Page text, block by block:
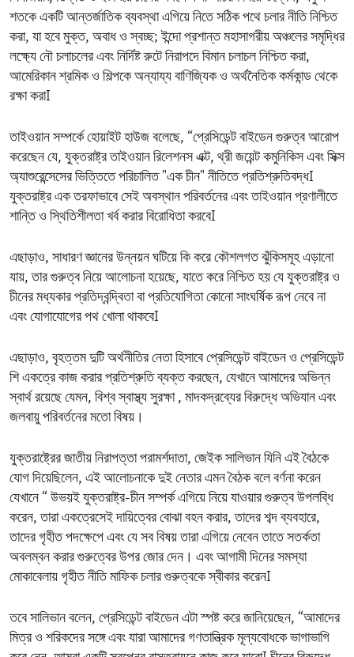
শতকে একটি আন্তর্জাতিক ব্যবস্থা এগিয়ে নিতে সঠিক পথে চলার নীতি নিশ্চিত
করা, যা হবে মুক্ত, অবাধ ও স্বচ্ছ; ইন্দো প্রশান্ত মহাসাগরীয় অঞ্চলের সমৃদ্ধির
লক্ষ্যে নৌ চলাচলের এবং নির্দিষ্ট রুটে নিরাপদে বিমান চলাচল নিশ্চিত করা,
আমেরিকান শ্রমিক ও শিল্পকে অন্যায্য বাণিজ্যিক ও অর্থনৈতিক কর্মকান্ড থেকে
রক্ষা করাI
তাইওয়ান সম্পর্কে হোয়াইট হাউজ বলেছে, “প্রেসিডেন্ট বাইডেন গুরুত্ব আরোপ
করেছেন যে, যুক্তরাষ্ট্র তাইওয়ান রিলেশনস এক্ট, থ্রী জয়েন্ট কমুনিকিস এবং সিক্স
অ্যাশুরেন্সেসের ভিত্তিতে পরিচালিত "এক চীন" নীতিতে প্রতিশ্রুতিবদ্ধI
যুক্তরাষ্ট্র এক তরফাভাবে সেই অবস্থান পরিবর্তনের এবং তাইওয়ান প্রণালীতে
শান্তি ও স্থিতিশীলতা খর্ব করার বিরোধিতা করবেI
এছাড়াও, সাধারণ জ্ঞানের উন্নয়ন ঘটিয়ে কি করে কৌশলগত ঝুঁকিসমূহ এড়ানো
যায়, তার গুরুত্ব নিয়ে আলোচনা হয়েছে, যাতে করে নিশ্চিত হয় যে যুক্তরাষ্ট্র ও
চীনের মধ্যকার প্রতিদ্বন্দ্বিতা বা প্রতিযোগিতা কোনো সাংঘর্ষিক রূপ নেবে না
এবং যোগাযোগের পথ খোলা থাকবেI
এছাড়াও, বৃহত্তম দুটি অর্থনীতির নেতা হিসাবে প্রেসিডেন্ট বাইডেন ও প্রেসিডেন্ট
শি একত্রে কাজ করার প্রতিশ্রুতি ব্যক্ত করছেন, যেখানে আমাদের অভিন্ন
স্বার্থ রয়েছে যেমন, বিশ্ব স্বাস্থ্য সুরক্ষা , মাদকদ্রব্যের বিরুদ্ধে অভিযান এবং
জলবায়ু পরিবর্তনের মতো বিষয়।
যুক্তরাষ্ট্রের জাতীয় নিরাপত্তা পরামর্শদাতা, জেইক সালিভান যিনি এই বৈঠকে
যোগ দিয়েছিলেন, এই আলোচনাকে দুই নেতার এমন বৈঠক বলে বর্ণনা করেন
যেখানে “ উভয়ই যুক্তরাষ্ট্র-চীন সম্পর্ক এগিয়ে নিয়ে যাওয়ার গুরুত্ব উপলব্ধি
করেন, তারা একত্রেসেই দায়িত্বের বোঝা বহন করার, তাদের শব্দ ব্যবহারে,
তাদের গৃহীত পদক্ষেপে এবং যে সব বিষয় তারা এগিয়ে নেবেন তাতে সতর্কতা
অবলম্বন করার গুরুত্বের উপর জোর দেন। এবং আগামী দিনের সমস্যা
মোকাবেলায় গৃহীত নীতি মাফিক চলার গুরুত্বকে স্বীকার করেনI
তবে সালিভান বলেন, প্রেসিডেন্ট বাইডেন এটা স্পষ্ট করে জানিয়েছেন, “আমাদের
মিত্র ও শরিকদের সঙ্গে এবং যারা আমাদের গণতান্ত্রিক মূল্যবোধকে ভাগাভাগি